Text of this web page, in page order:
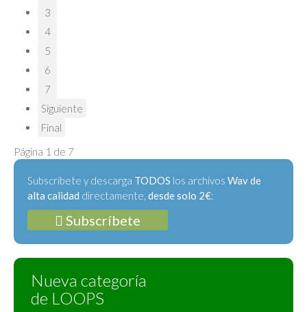
3
4
5
6
7
Siguiente
Final
Página 1 de 7
Subscríbete y descarga TODOS los archivos Wav de
alta calidad directamente, desde solo 2€:
Subscríbete
Nueva categoría
de LOOPS